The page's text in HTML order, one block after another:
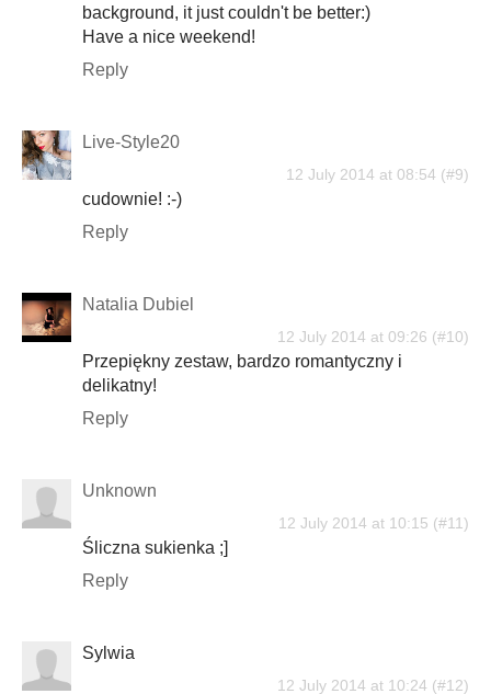
background, it just couldn't be better:)
Have a nice weekend!
Reply
Live-Style20
12 July 2014 at 08:54
cudownie! :-)
Reply
Natalia Dubiel
12 July 2014 at 09:26
Przepiękny zestaw, bardzo romantyczny i
delikatny!
Reply
Unknown
12 July 2014 at 10:15
Śliczna sukienka ;]
Reply
Sylwia
12 July 2014 at 10:24